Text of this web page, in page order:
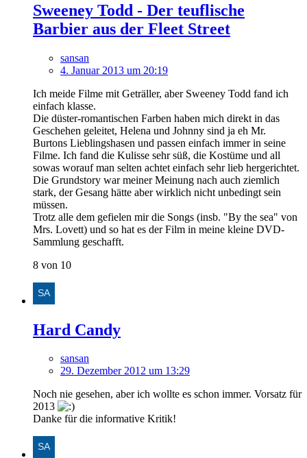
Sweeney Todd - Der teuflische
Barbier aus der Fleet Street
sansan
4. Januar 2013 um 20:19
Ich meide Filme mit Geträller, aber Sweeney Todd fand ich
einfach klasse.
Die düster-romantischen Farben haben mich direkt in das
Geschehen geleitet, Helena und Johnny sind ja eh Mr.
Burtons Lieblingshasen und passen einfach immer in seine
Filme. Ich fand die Kulisse sehr süß, die Kostüme und all
sowas worauf man selten achtet einfach sehr lieb hergerichtet.
Die Grundstory war meiner Meinung nach auch ziemlich
stark, der Gesang hätte aber wirklich nicht unbedingt sein
müssen.
Trotz alle dem gefielen mir die Songs (insb. "By the sea" von
Mrs. Lovett) und so hat es der Film in meine kleine DVD-
Sammlung geschafft.
8 von 10
Hard Candy
sansan
29. Dezember 2012 um 13:29
Noch nie gesehen, aber ich wollte es schon immer. Vorsatz für
2013
Danke für die informative Kritik!